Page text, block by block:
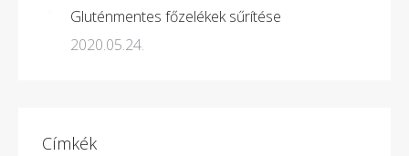
Gluténmentes főzelékek sűrítése
2020.05.24.
Címkék